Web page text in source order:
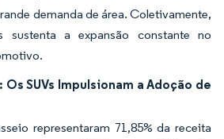
demanda de área. Coletivamente,
a expansão constante no
SUVs Impulsionam a Adoção de
representaram 71,85% da receita